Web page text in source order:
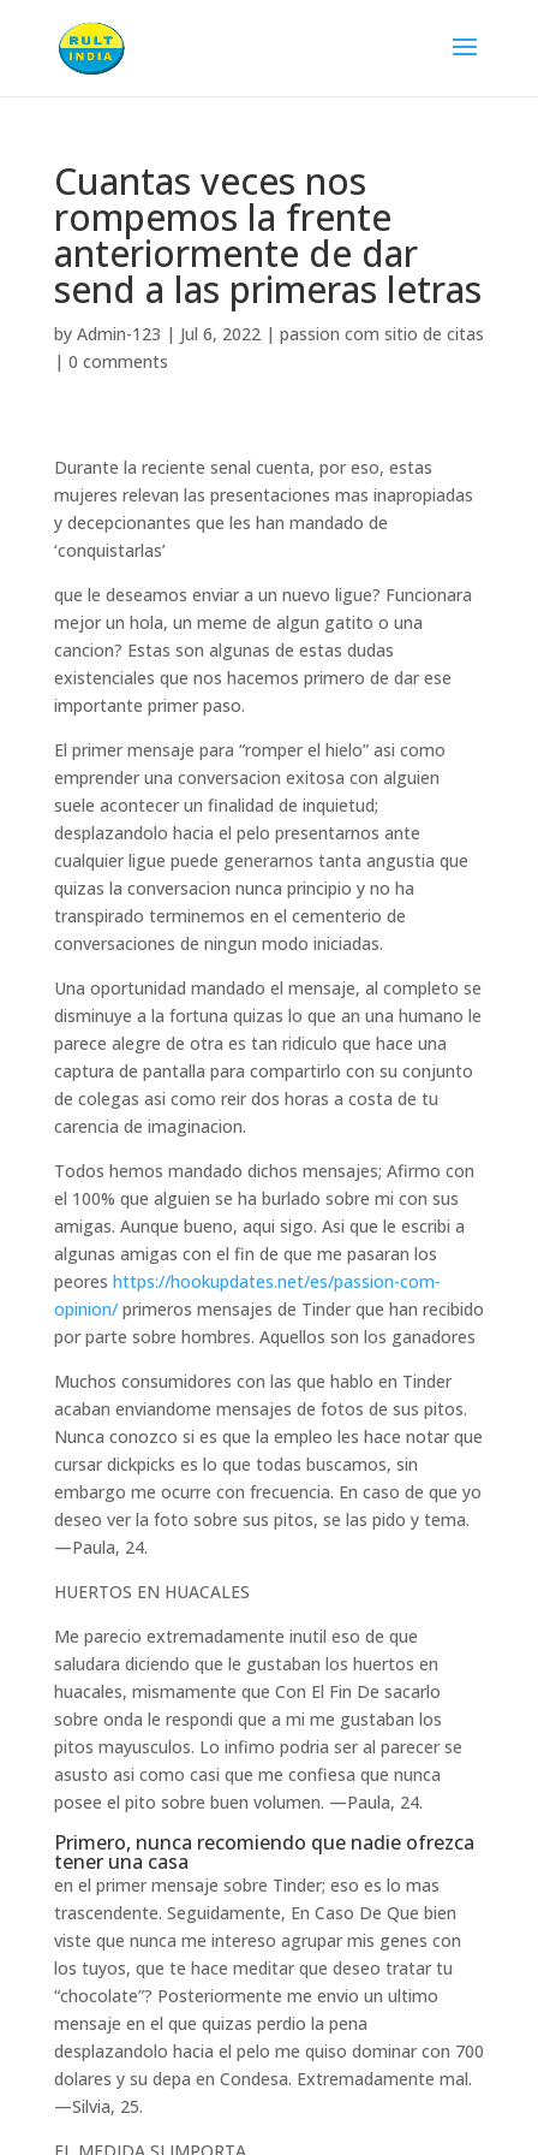
Cuantas veces nos
rompemos la frente
anteriormente de dar
send a las primeras letras
by Admin-123 | Jul 6, 2022| passion com sitio de citas
| 0 comments
Durante la reciente senal cuenta, por eso, estas
mujeres relevan las presentaciones mas inapropiadas
y decepcionantes que les han mandado de
‘conquistarlas’
que le deseamos enviar a un nuevo ligue? Funcionara
mejor un hola, un meme de algun gatito o una
cancion? Estas son algunas de estas dudas
existenciales que nos hacemos primero de dar ese
importante primer paso.
El primer mensaje para “romper el hielo” asi­ como
emprender una conversacion exitosa con alguien
suele acontecer un finalidad de inquietud;
desplazandolo hacia el pelo presentarnos ante
cualquier ligue puede generarnos tanta angustia que
quizas la conversacion nunca principio y no ha
transpirado terminemos en el cementerio de
conversaciones de ningun modo iniciadas.
Una oportunidad mandado el mensaje, al completo se
disminuye a la fortuna quizas lo que an una humano le
parece alegre de otra es tan ridiculo que hace una
captura de pantalla para compartirlo con su conjunto
de colegas asi­ como reir dos horas a costa de tu
carencia de imaginacion.
Todos hemos mandado dichos mensajes; Afirmo con
el 100% que alguien se ha burlado sobre mi con sus
amigas. Aunque bueno, aqui sigo. Asi que le escribi a
algunas amigas con el fin de que me pasaran los
peores https://hookupdates.net/es/passion-com-
opinion/primeros mensajes de Tinder que han recibido
por parte sobre hombres. Aquellos son los ganadores
Muchos consumidores con las que hablo en Tinder
acaban enviandome mensajes de fotos de sus pitos.
Nunca conozco si es que la empleo les hace notar que
cursar dickpicks es lo que todas buscamos, sin
embargo me ocurre con frecuencia. En caso de que yo
deseo ver la foto sobre sus pitos, se las pido y tema.
—Paula, 24.
HUERTOS EN HUACALES
Me parecio extremadamente inutil eso de que
saludara diciendo que le gustaban los huertos en
huacales, mismamente que Con El Fin De sacarlo
sobre onda le respondi que a mi me gustaban los
pitos mayusculos. Lo infimo podri­a ser al parecer se
asusto asi­ como casi que me confiesa que nunca
posee el pito sobre buen volumen. —Paula, 24.
Primero, nunca recomiendo que nadie ofrezca
tener una casa
en el primer mensaje sobre Tinder; eso es lo mas
trascendente. Seguidamente, En Caso De Que bien
viste que nunca me intereso agrupar mis genes con
los tuyos, que te hace meditar que deseo tratar tu
“chocolate”? Posteriormente me envio un ultimo
mensaje en el que quizas perdio la pena
desplazandolo hacia el pelo me quiso dominar con 700
dolares y su depa en Condesa. Extremadamente mal.
—Silvia, 25.